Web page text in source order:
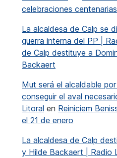
celebraciones
La alcaldesa de Calp se
guerra interna del PP |
de Calp destituye a
Backaert
Mut será el alcaldable
conseguir el aval
Litoral en Reiniciem
el 21 de enero
La alcaldesa de Calp
y Hilde Backaert | Radio